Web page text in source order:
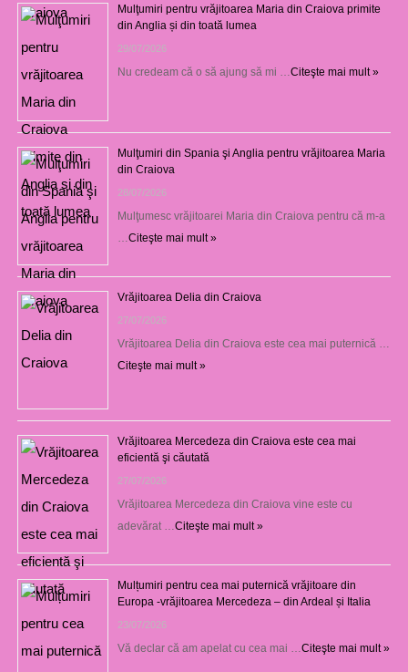
Mulţumiri pentru vrăjitoarea Maria din Craiova primite
din Anglia și din toată lumea
29/07/2026
Nu credeam că o să ajung să mi … Citeşte mai mult »
Mulţumiri din Spania şi Anglia pentru vrăjitoarea Maria
din Craiova
28/07/2026
Mulţumesc vrăjitoarei Maria din Craiova pentru că m-a
Citeşte mai mult »
Vrăjitoarea Delia din Craiova
27/07/2026
Vrăjitoarea Delia din Craiova este cea mai puternică …
Citeşte mai mult »
Vrăjitoarea Mercedeza din Craiova este cea mai
eficientă şi căutată
27/07/2026
Vrăjitoarea Mercedeza din Craiova vine este cu
adevărat … Citeşte mai mult »
Mulțumiri pentru cea mai puternică vrăjitoare din
Europa -vrăjitoarea Mercedeza – din Ardeal și Italia
23/07/2026
Vă declar că am apelat cu cea mai … Citeşte mai mult »